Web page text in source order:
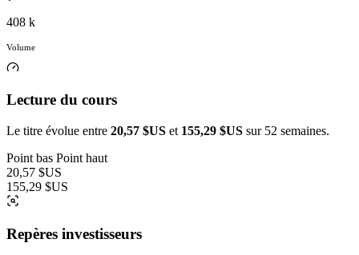
408 k
Volume
Lecture du cours
Le titre évolue entre 20,57 $US et 155,29 $US sur 52 semaines.
Point bas Point haut
20,57 $US
155,29 $US
Repères investisseurs